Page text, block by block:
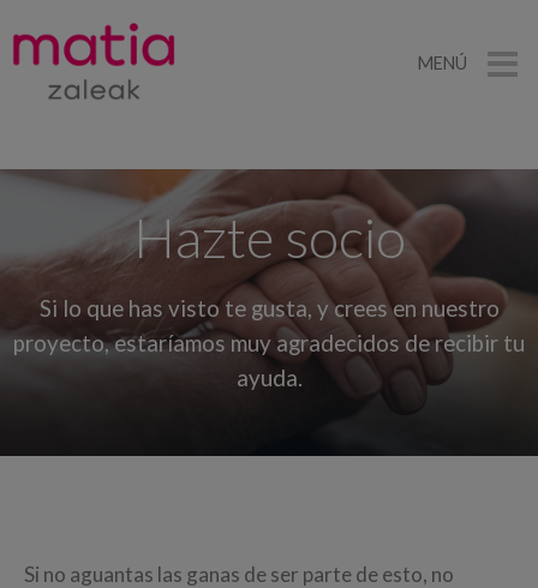
Hazte socio
Si lo que has visto te gusta, y crees en nuestro
proyecto, estaríamos muy agradecidos de recibir tu
ayuda.
Si no aguantas las ganas de ser parte de esto, no
MENÚ